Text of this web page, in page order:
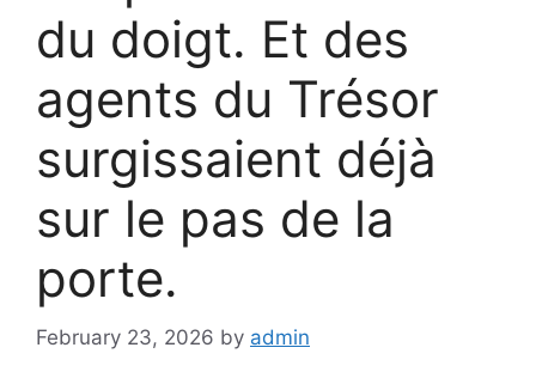
du doigt. Et des
agents du Trésor
surgissaient déjà
sur le pas de la
porte.
February 23, 2026 by admin